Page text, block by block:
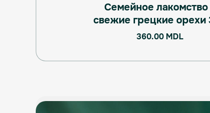
Семейное лакомство
свежие грецкие орехи
360.00 MDL